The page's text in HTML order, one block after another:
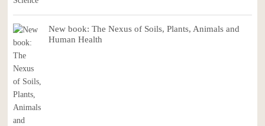
New book: The Nexus of Soils, Plants, Animals and
Human Health